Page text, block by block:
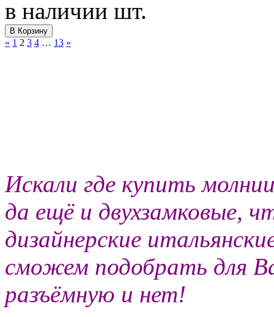
в наличии шт.
« 1 2 3 4 … 13 »
Искали где купить
да ещё и двухзамковые,
дизайнерские
сможем подобрать для
разъёмную и нет!